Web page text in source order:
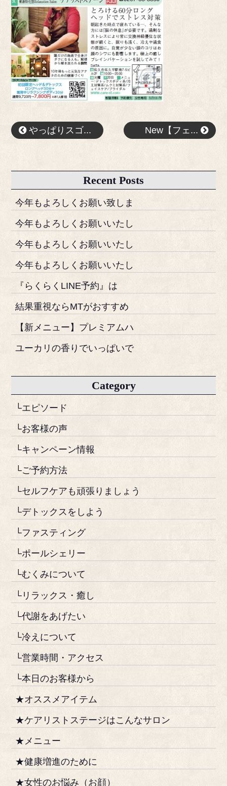
やっぱりスゴ... New【フェ...
Recent Posts
今年もよろしくお願い致しま
今年もよろしくお願いいたし
今年もよろしくお願いいたし
今年もよろしくお願いいたし
『らくらくLINE予約』は
結果重視ならMTがおすすめ
【新メニュー】プレミアムハ
ユーカリの香りでいっぱいで
Category
└エピソード
└お客様の声
└キャンペーン情報
└ご予約方法
└セルフケアも頑張りましょう
└デトックスをしよう
└ファスティング
└ポールシェリー
└むくみについて
└リラックス・癒し
└代謝をあげたい
└冷えについて
└営業時間・アクセス
└本日のお客様から
★オススメアイテム
★ケアリストステージはこんなサロン
★メニュー
★健康増進のために
★女性のお悩み（お顔）